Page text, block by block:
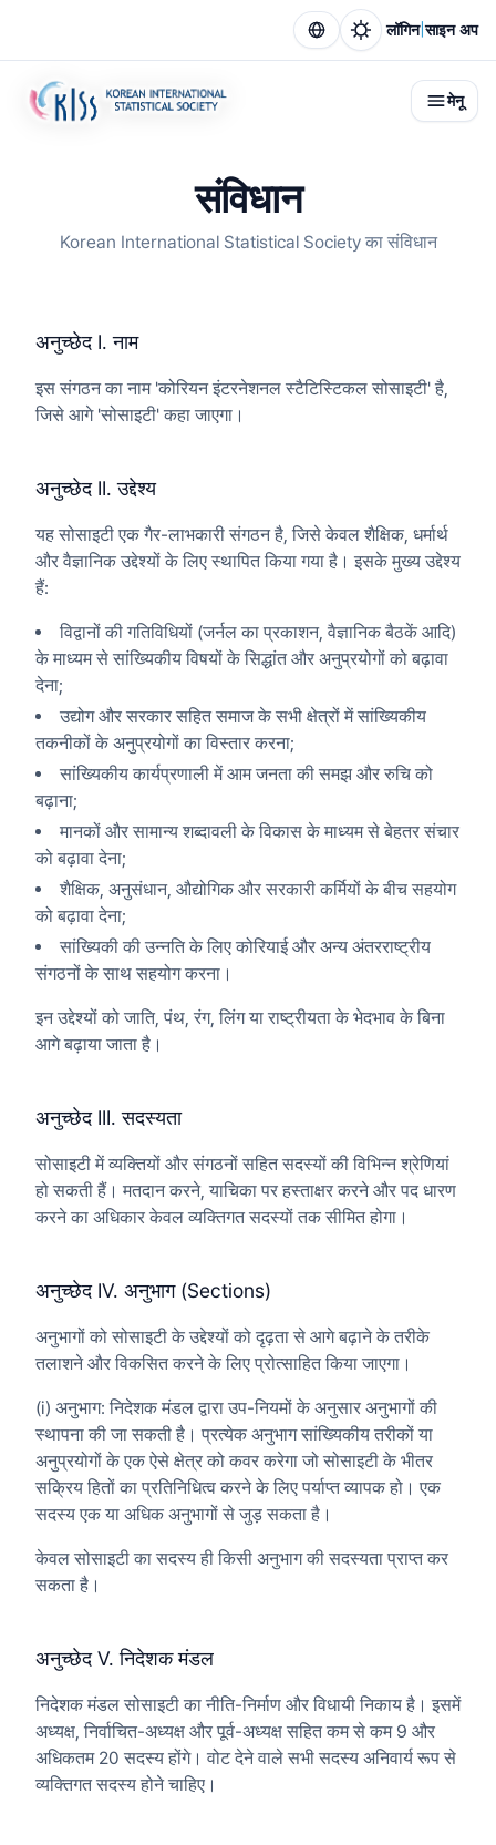
लॉगिन|साइन अप
मेनू
संविधान
Korean International Statistical Society का संविधान
अनुच्छेद I. नाम
इस संगठन का नाम 'कोरियन इंटरनेशनल स्टैटिस्टिकल सोसाइटी' है,
जिसे आगे 'सोसाइटी' कहा जाएगा।
अनुच्छेद II. उद्देश्य
यह सोसाइटी एक गैर-लाभकारी संगठन है, जिसे केवल शैक्षिक, धर्मार्थ
और वैज्ञानिक उद्देश्यों के लिए स्थापित किया गया है। इसके मुख्य उद्देश्य
हैं:
विद्वानों की गतिविधियों (जर्नल का प्रकाशन, वैज्ञानिक बैठकें आदि)
के माध्यम से सांख्यिकीय विषयों के सिद्धांत और अनुप्रयोगों को बढ़ावा
देना;
उद्योग और सरकार सहित समाज के सभी क्षेत्रों में सांख्यिकीय
तकनीकों के अनुप्रयोगों का विस्तार करना;
सांख्यिकीय कार्यप्रणाली में आम जनता की समझ और रुचि को
बढ़ाना;
मानकों और सामान्य शब्दावली के विकास के माध्यम से बेहतर संचार
को बढ़ावा देना;
शैक्षिक, अनुसंधान, औद्योगिक और सरकारी कर्मियों के बीच सहयोग
को बढ़ावा देना;
सांख्यिकी की उन्नति के लिए कोरियाई और अन्य अंतरराष्ट्रीय
संगठनों के साथ सहयोग करना।
इन उद्देश्यों को जाति, पंथ, रंग, लिंग या राष्ट्रीयता के भेदभाव के बिना
आगे बढ़ाया जाता है।
अनुच्छेद III. सदस्यता
सोसाइटी में व्यक्तियों और संगठनों सहित सदस्यों की विभिन्न श्रेणियां
हो सकती हैं। मतदान करने, याचिका पर हस्ताक्षर करने और पद धारण
करने का अधिकार केवल व्यक्तिगत सदस्यों तक सीमित होगा।
अनुच्छेद IV. अनुभाग (Sections)
अनुभागों को सोसाइटी के उद्देश्यों को दृढ़ता से आगे बढ़ाने के तरीके
तलाशने और विकसित करने के लिए प्रोत्साहित किया जाएगा।
(i) अनुभाग: निदेशक मंडल द्वारा उप-नियमों के अनुसार अनुभागों की
स्थापना की जा सकती है। प्रत्येक अनुभाग सांख्यिकीय तरीकों या
अनुप्रयोगों के एक ऐसे क्षेत्र को कवर करेगा जो सोसाइटी के भीतर
सक्रिय हितों का प्रतिनिधित्व करने के लिए पर्याप्त व्यापक हो। एक
सदस्य एक या अधिक अनुभागों से जुड़ सकता है।
केवल सोसाइटी का सदस्य ही किसी अनुभाग की सदस्यता प्राप्त कर
सकता है।
अनुच्छेद V. निदेशक मंडल
निदेशक मंडल सोसाइटी का नीति-निर्माण और विधायी निकाय है। इसमें
अध्यक्ष, निर्वाचित-अध्यक्ष और पूर्व-अध्यक्ष सहित कम से कम 9 और
अधिकतम 20 सदस्य होंगे। वोट देने वाले सभी सदस्य अनिवार्य रूप से
व्यक्तिगत सदस्य होने चाहिए।